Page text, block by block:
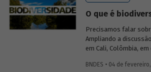
O que é
Precisamos falar
Ampliando a
em Cali, Colômbia,
(anteriormente
BNDES • 04 de